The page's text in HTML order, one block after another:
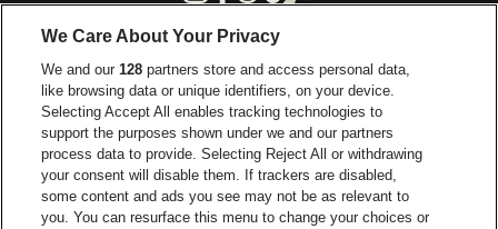
Ga naar de website van Europcar
Ga naar de
Ga naar de website van Coca-Cola
Ga naar de website van
Ga naar
Ga naar de website van Champagne
Ga naar de website
We Care About Your Privacy
We and our128 partners store and access personal data,
like browsing data or unique identifiers, on your device.
Selecting Accept All enables tracking technologies to
support the purposes shown under we and our partners
process data to provide. Selecting Reject All or withdrawing
your consent will disable them. If trackers are disabled,
some content and ads you see may not be as relevant to
you. You can resurface this menu to change your choices or